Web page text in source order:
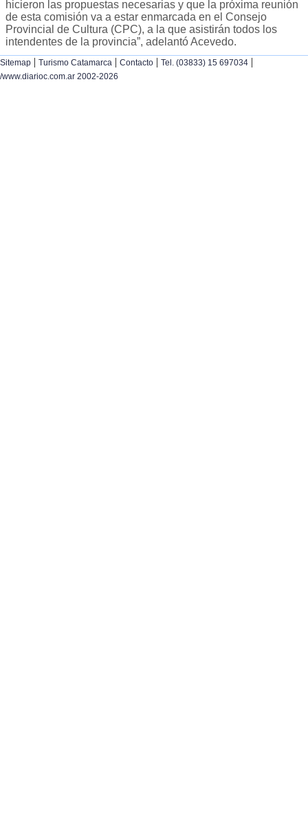
hicieron las propuestas necesarias y que la próxima reunión
de esta comisión va a estar enmarcada en el Consejo
Provincial de Cultura (CPC), a la que asistirán todos los
intendentes de la provincia”, adelantó Acevedo.
Sitemap | Turismo Catamarca | Contacto | Tel. (03833) 15 697034 |
/www.diarioc.com.ar 2002-2026